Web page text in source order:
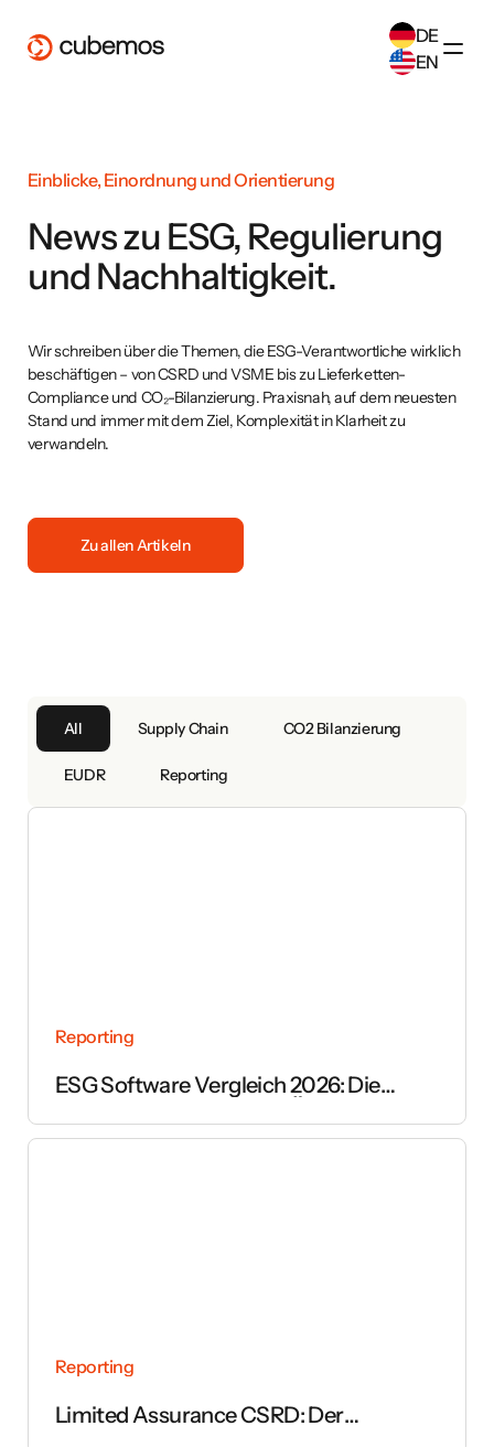
DE
EN
English(EN
Einblicke, Einordnung und Orientierung
News zu ESG, Regulierung
und Nachhaltigkeit.
Wir schreiben über die Themen, die ESG-Verantwortliche wirklich
beschäftigen – von CSRD und VSME bis zu Lieferketten-
Compliance und CO₂-Bilanzierung. Praxisnah, auf dem neuesten
Stand und immer mit dem Ziel, Komplexität in Klarheit zu
verwandeln.
Zu allen Artikeln
All Supply Chain CO2 Bilanzierung
EUDR Reporting
Reporting
ESG Software Vergleich 2026: Die
Reporting
Limited Assurance CSRD: Der